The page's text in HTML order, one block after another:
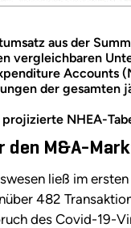
aus der
vergleichbaren
Accounts
der gesamten
NHEA-
den M&A-
ließ im
482
des Covid-19-